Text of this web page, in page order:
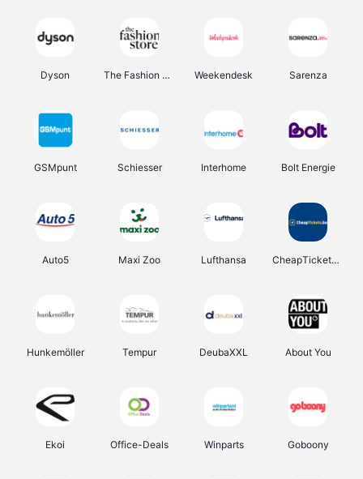
Dyson The Fashion Store Weekendesk Sarenza
GSMpunt Schiesser Interhome Bolt Energie
Auto5 Maxi Zoo Lufthansa CheapTickets.be
Hunkemöller Tempur DeubaXXL About You
Ekoi Office-Deals Winparts Goboony